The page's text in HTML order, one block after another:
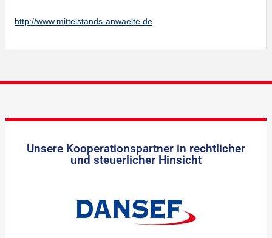
http://www.mittelstands-anwaelte.de
Unsere Kooperationspartner in rechtlicher
und steuerlicher Hinsicht